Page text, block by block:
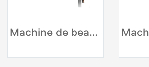
Machine de beauté laser IPL des fournisseurs chinois